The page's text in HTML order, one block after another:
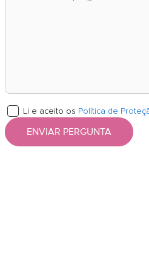
Li e aceito os Política de
ENVIAR PERGUNTA